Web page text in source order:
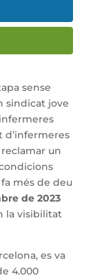
sense
sindicat jove
d’infermeres
reclamar un
més de deu
de 2023
la visibilitat
es va
4.000